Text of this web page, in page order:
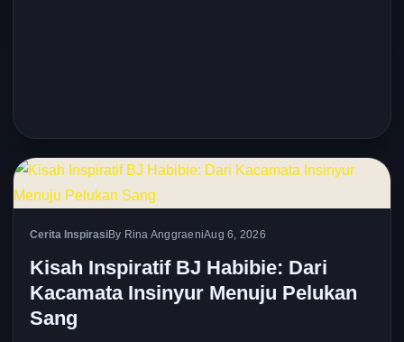
Cerita InspirasiBy Rina AnggraeniAug 6, 2026
Kisah Inspiratif BJ Habibie: Dari
Kacamata Insinyur Menuju Pelukan
Sang